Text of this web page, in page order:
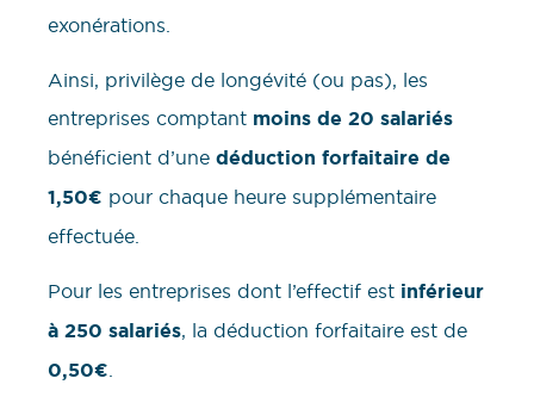
exonérations.
Ainsi, privilège de longévité (ou pas), les
entreprises comptant moins de 20 salariés
bénéficient d’une déduction forfaitaire de
1,50€ pour chaque heure supplémentaire
effectuée.
Pour les entreprises dont l’effectif est inférieur
à 250 salariés, la déduction forfaitaire est de
0,50€.